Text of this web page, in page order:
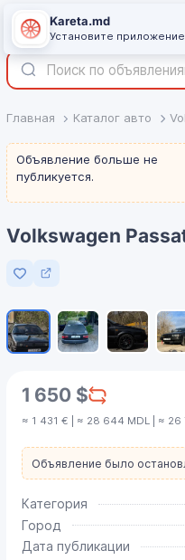
Главная Каталог авто
Объявление больше не
публикуется.
Volkswagen
Добавить в избранное
1 650 $
≈ 1 431 € | ≈ 28 644 MDL | ≈ 26
Объявление было
Категория
Город
Дата публикации
Kareta.md
Установите приложение